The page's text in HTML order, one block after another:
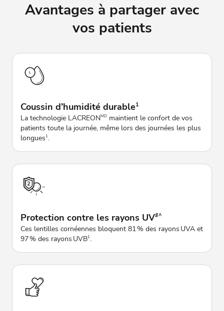
Avantages à partager avec
vos patients
Coussin d’humidité durable1
La technologie LACREONMD maintient le confort de vos
patients toute la journée, même lors des journées les plus
longues1.
Protection contre les rayons UV#^
Ces lentilles cornéennes bloquent 81 % des rayons UVA et
97 % des rayons UVB1.